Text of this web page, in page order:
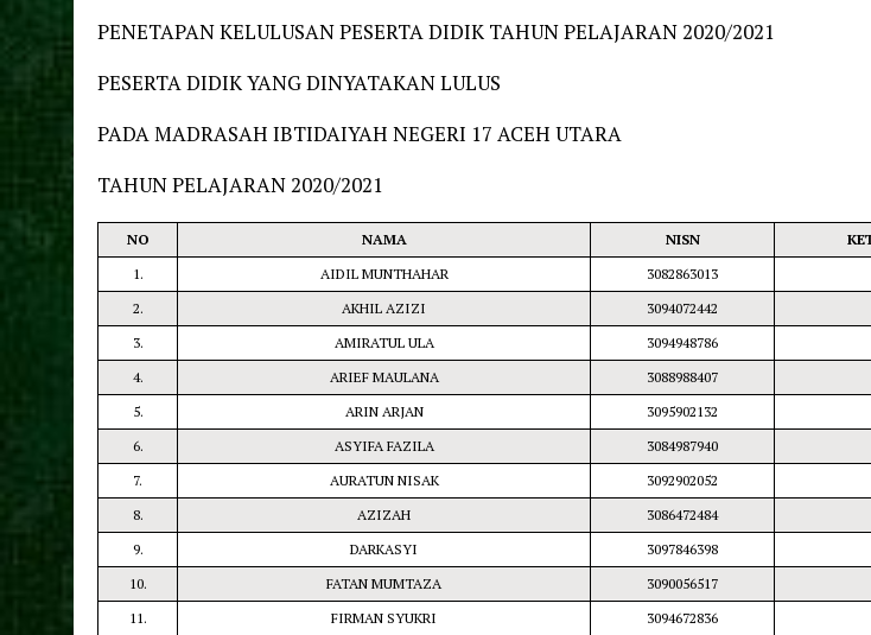
PENETAPAN KELULUSAN PESERTA DIDIK TAHUN PELAJARAN 2020/2021
PESERTA DIDIK YANG DINYATAKAN LULUS
PADA MADRASAH IBTIDAIYAH NEGERI 17 ACEH UTARA
TAHUN PELAJARAN 2020/2021
NO NAMA NISN
1.
AIDIL MUNTHAHAR
3082863013
2.
AKHIL AZIZI
3094072442
3.
AMIRATUL ULA
3094948786
4.
ARIEF MAULANA
3088988407
5.
ARIN ARJAN
3095902132
6.
ASYIFA FAZILA
3084987940
7.
AURATUN NISAK
3092902052
8.
AZIZAH
3086472484
9.
DARKASYI
3097846398
10.
FATAN MUMTAZA
3090056517
11.
FIRMAN SYUKRI 3094672836